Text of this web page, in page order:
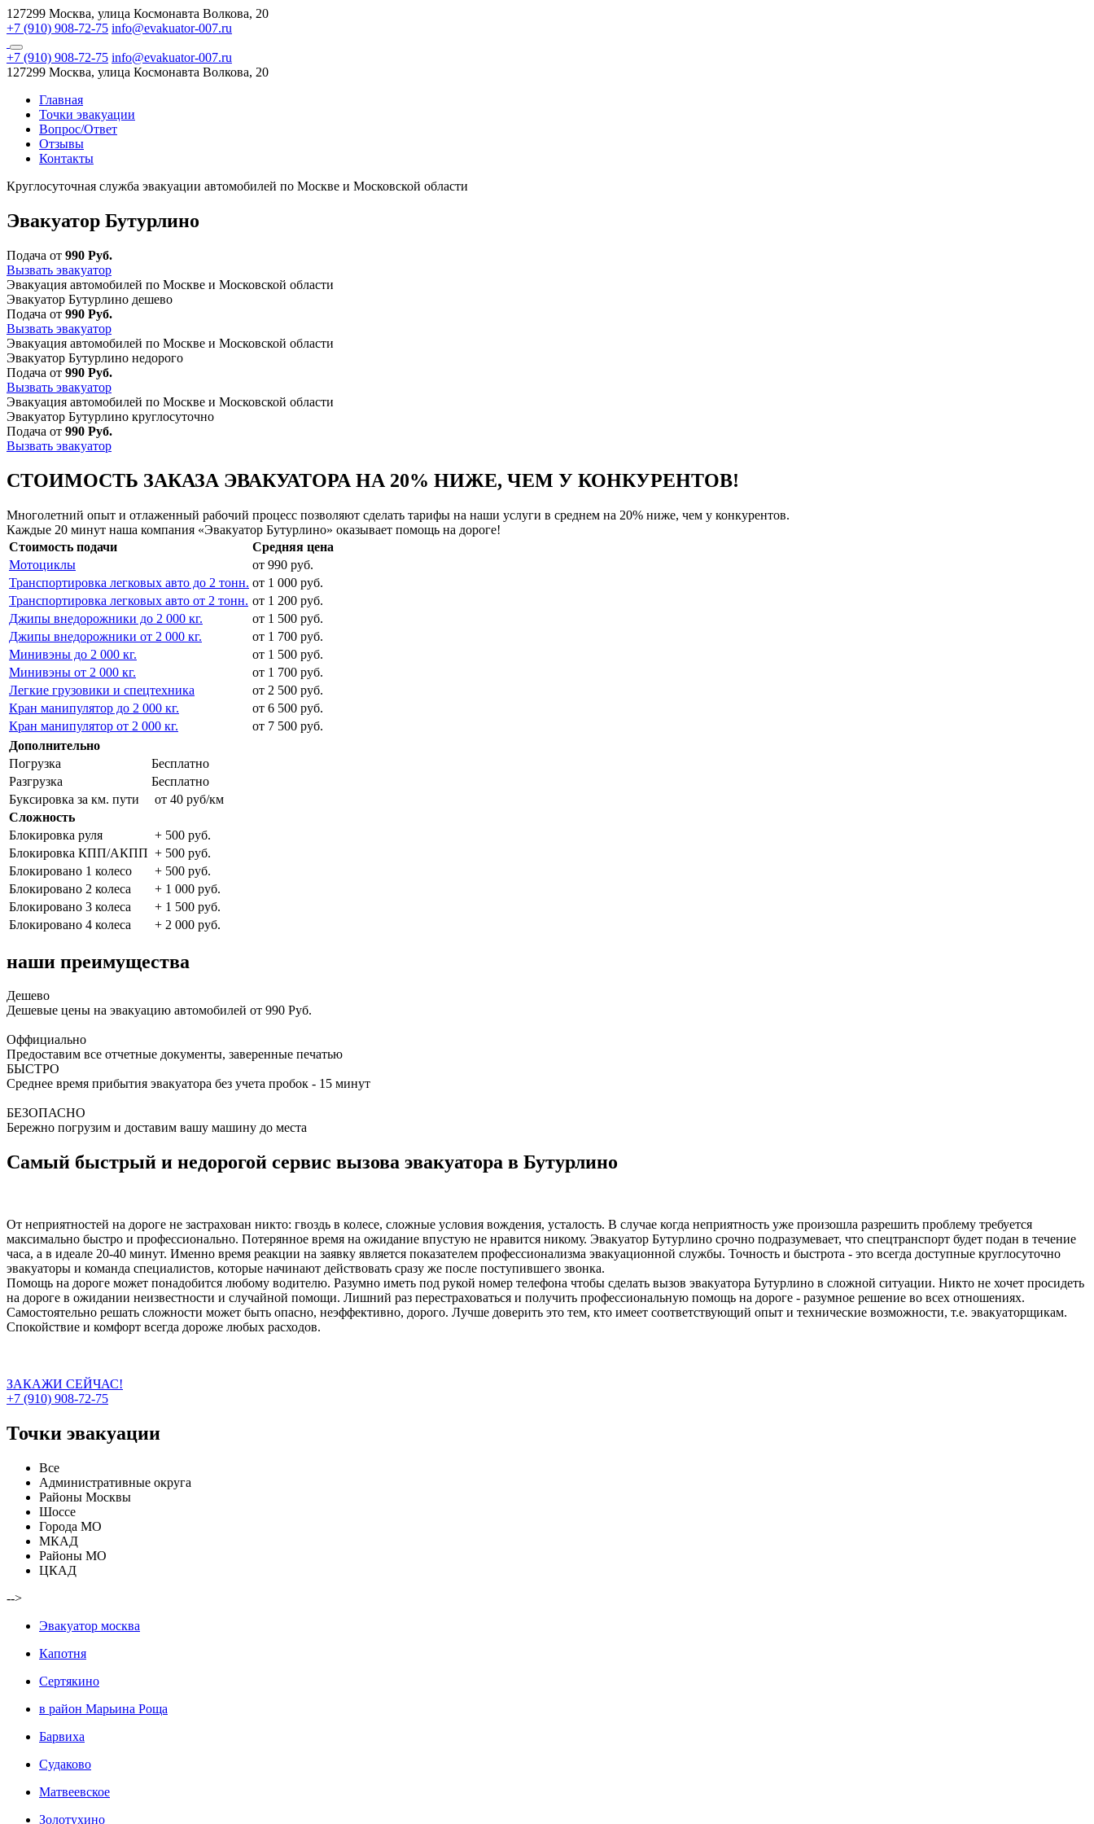
127299 Москва, улица Космонавта Волкова, 20
+7 (910) 908-72-75 info@evakuator-007.ru
+7 (910) 908-72-75 info@evakuator-007.ru
127299 Москва, улица Космонавта Волкова, 20
Главная
Точки эвакуации
Вопрос/Ответ
Отзывы
Контакты
Круглосуточная служба эвакуации автомобилей по Москве и Московской области
Эвакуатор Бутурлино
Подача от 990 Руб.
Вызвать эвакуатор
Эвакуация автомобилей по Москве и Московской области
Эвакуатор Бутурлино дешево
Подача от 990 Руб.
Вызвать эвакуатор
Эвакуация автомобилей по Москве и Московской области
Эвакуатор Бутурлино недорого
Подача от 990 Руб.
Вызвать эвакуатор
Эвакуация автомобилей по Москве и Московской области
Эвакуатор Бутурлино круглосуточно
Подача от 990 Руб.
Вызвать эвакуатор
СТОИМОСТЬ ЗАКАЗА ЭВАКУАТОРА НА 20% НИЖЕ, ЧЕМ У КОНКУРЕНТОВ!
Многолетний опыт и отлаженный рабочий процесс позволяют сделать тарифы на наши услуги в среднем на 20% ниже, чем у конкурентов.
Каждые 20 минут наша компания «Эвакуатор Бутурлино» оказывает помощь на дороге!
Стоимость подачи
Средняя цена
Мотоциклы
от 990 руб.
Транспортировка легковых авто до 2 тонн. от 1 000 руб.
Транспортировка легковых авто от 2 тонн. от 1 200 руб.
Джипы внедорожники до 2 000 кг.
от 1 500 руб.
Джипы внедорожники от 2 000 кг.
от 1 700 руб.
Минивэны до 2 000 кг.
от 1 500 руб.
Минивэны от 2 000 кг.
от 1 700 руб.
Легкие грузовики и спецтехника
от 2 500 руб.
Кран манипулятор до 2 000 кг.
от 6 500 руб.
Кран манипулятор от 2 000 кг.
от 7 500 руб.
Дополнительно
Погрузка
Бесплатно
Разгрузка
Бесплатно
Буксировка за км. пути
от 40 руб/км
Сложность
Блокировка руля
+ 500 руб.
Блокировка КПП/АКПП + 500 руб.
Блокировано 1 колесо
+ 500 руб.
Блокировано 2 колеса
+ 1 000 руб.
Блокировано 3 колеса
+ 1 500 руб.
Блокировано 4 колеса
+ 2 000 руб.
наши преимущества
Дешево
Дешевые цены на эвакуацию автомобилей от 990 Руб.
Оффициально
Предоставим все отчетные документы, заверенные печатью
БЫСТРО
Среднее время прибытия эвакуатора без учета пробок - 15 минут
БЕЗОПАСНО
Бережно погрузим и доставим вашу машину до места
Самый быстрый и недорогой сервис вызова эвакуатора в Бутурлино
От неприятностей на дороге не застрахован никто: гвоздь в колесе, сложные условия вождения, усталость. В случае когда неприятность уже произошла разрешить проблему требуется
максимально быстро и профессионально. Потерянное время на ожидание впустую не нравится никому. Эвакуатор Бутурлино срочно подразумевает, что спецтранспорт будет подан в течение
часа, а в идеале 20-40 минут. Именно время реакции на заявку является показателем профессионализма эвакуационной службы. Точность и быстрота - это всегда доступные круглосуточно
эвакуаторы и команда специалистов, которые начинают действовать сразу же после поступившего звонка.
Помощь на дороге может понадобится любому водителю. Разумно иметь под рукой номер телефона чтобы сделать вызов эвакуатора Бутурлино в сложной ситуации. Никто не хочет просидеть
на дороге в ожидании неизвестности и случайной помощи. Лишний раз перестраховаться и получить профессиональную помощь на дороге - разумное решение во всех отношениях.
Самостоятельно решать сложности может быть опасно, неэффективно, дорого. Лучше доверить это тем, кто имеет соответствующий опыт и технические возможности, т.е. эвакуаторщикам.
Спокойствие и комфорт всегда дороже любых расходов.
ЗАКАЖИ СЕЙЧАС!
+7 (910) 908-72-75
Точки эвакуации
Все
Административные округа
Районы Москвы
Шоссе
Города МО
МКАД
Районы МО
ЦКАД
-->
Эвакуатор москва
Капотня
Сертякино
в район Марьина Роща
Барвиха
Судаково
Матвеевское
Золотухино